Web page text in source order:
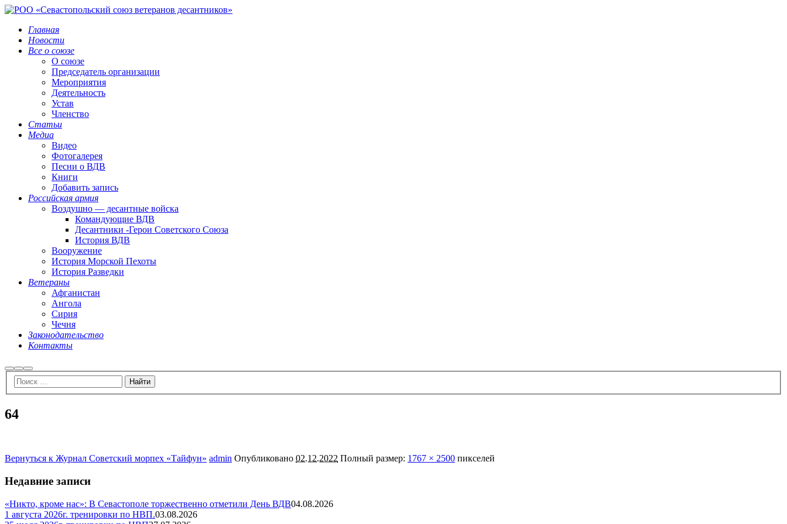
Главная
Новости
Все о союзе
О союзе
Председатель организации
Мероприятия
Деятельность
Устав
Членство
Статьи
Медиа
Видео
Фотогалерея
Песни о ВДВ
Книги
Добавить запись
Российская армия
Воздушно — десантные войска
Командующие ВДВ
Десантники -Герои Советского Союза
История ВДВ
Вооружение
История Морской Пехоты
История Разведки
Ветераны
Афганистан
Ангола
Сирия
Чечня
Законодательство
Контакты
НайтиБольше
информации
Главное
меню
64
Вернуться к Журнал Советский морпех «Тайфун» admin Опубликовано 02.12.2022 Полный размер: 1767 × 2500 пикселей
Недавние записи
«Никто, кроме нас»: В Севастополе торжественно отметили День ВДВ04.08.2026
1 августа 2026г. тренировки по НВП.03.08.2026